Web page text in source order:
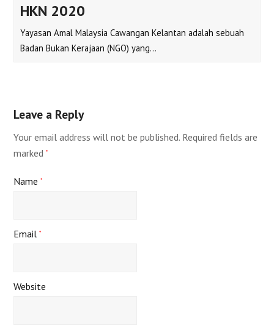
HKN 2020
Yayasan Amal Malaysia Cawangan Kelantan adalah sebuah
Badan Bukan Kerajaan (NGO) yang…
Leave a Reply
Your email address will not be published. Required fields are
marked*
Name*
Email*
Website